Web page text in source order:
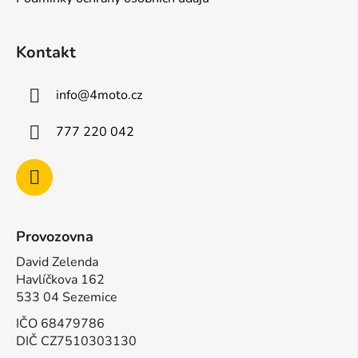
Kontakt
info@4moto.cz
777 220 042
Provozovna
David Zelenda
Havlíčkova 162
533 04 Sezemice
IČO 68479786
DIČ CZ7510303130